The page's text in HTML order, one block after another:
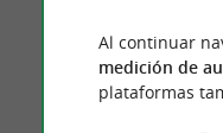
Tissage de Luz es una
hogar, emblemática del País
1,9 km - Espeleta
Al continuar
medición de
plataformas